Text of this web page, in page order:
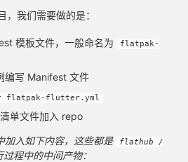
我们需要做的是：
模板文件，一般命名为
flatpak-
编写 Manifest 文件
flatpak-flutter.yml
单文件加入 repo
加入如下内容，这些都是
flathub /
过程中的中间产物：